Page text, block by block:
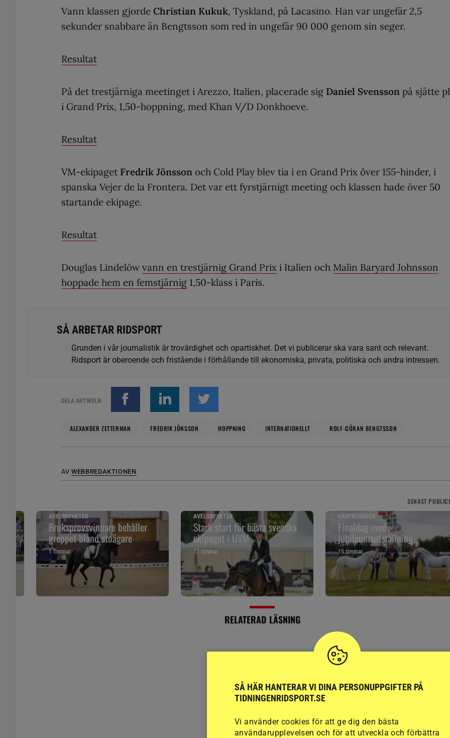
Vann klassen gjorde Christian Kukuk, Tyskland, på Lacasino. Han var ungefär 2,5
sekunder snabbare än Bengtsson som red in ungefär 90 000 genom sin seger.
Resultat
På det trestjärniga meetinget i Arezzo, Italien, placerade sig Daniel Svensson på sjätte
i Grand Prix, 1,50-hoppning, med Khan V/D Donkhoeve.
Resultat
VM-ekipaget Fredrik Jönsson och Cold Play blev tia i en Grand Prix över 155-hinder, i
spanska Vejer de la Frontera. Det var ett fyrstjärnigt meeting och klassen hade över 50
startande ekipage.
Resultat
Douglas Lindelöw vann en trestjärnig Grand Prix i Italien och Malin Baryard Johnsson
hoppade hem en femstjärnig 1,50-klass i Paris.
SÅ ARBETAR RIDSPORT
Grunden i vår journalistik är trovärdighet och opartiskhet. Det vi publicerar ska vara sant och relevant.
Ridsport är oberoende och fristående i förhållande till ekonomiska, privata, politiska och andra intressen.
DELA ARTIKELN
ALEXANDER ZETTERMAN FREDRIK JÖNSSON HOPPNING INTERNATIONELLT ROLF-GÖRAN BENGTSSON
AV WEBBREDAKTIONEN
SENAST
AVELSNYHETER
Bruksprovsvinnare behåller
greppet bland stoägare
1 timmar
AVELSNYHETER
Stark start för bästa svenska
ekipaget i UVM
13 timmar
GÄSTBLOGGEN
Finaldag med
jubileumsutställning
15 timmar
RELATERAD LÄSNING
SÅ HÄR HANTERAR VI DINA PERSONUPPGIFTER PÅ
TIDNINGENRIDSPORT.SE
Vi använder cookies för att ge dig den bästa
användarupplevelsen och för att utveckla och förbättra